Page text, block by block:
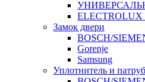
ELECTROLUX
Замок двери
BOSCH/
Gorenje
Samsung
Уплотнитель и